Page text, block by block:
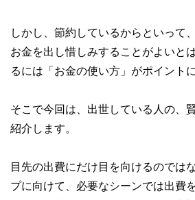
しかし、節約しているからといって
お金を出し惜しみすることがよいと
るには「お金の使い方」がポイント
そこで今回は、出世している人の、
紹介します。
目先の出費にだけ目を向けるのでは
プに向けて、必要なシーンでは出費